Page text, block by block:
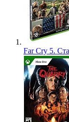
Far Cry 5.